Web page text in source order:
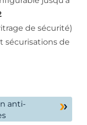
de sécurité)
sécurisations de
anti-